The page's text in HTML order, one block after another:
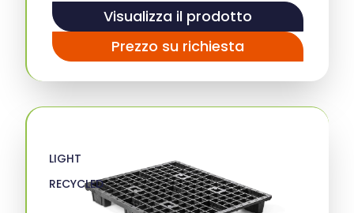
Visualizza il prodotto
Prezzo su richiesta
LIGHT
RECYCLED